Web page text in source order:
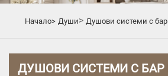
Начало> Души> Душови системи с
ДУШОВИ СИСТЕМИ С БАР